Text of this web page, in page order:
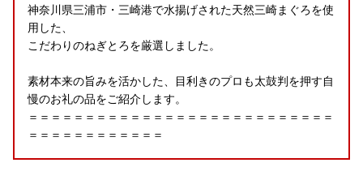
神奈川県三浦市・三崎港で水揚げされた天然三崎まぐろを使
用した、
こだわりのねぎとろを厳選しました。
素材本来の旨みを活かした、目利きのプロも太鼓判を押す自
慢のお礼の品をご紹介します。
＝＝＝＝＝＝＝＝＝＝＝＝＝＝＝＝＝＝＝＝＝＝＝＝＝＝＝
＝＝＝＝＝＝＝＝＝＝＝＝